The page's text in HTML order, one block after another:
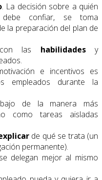
. La decisión sobre a quién
confiar, se toma
la preparación del plan de
las habilidadesy
e incentivos es
empleados durante la
de la manera más
como tareas aisladas
de qué se trata (un
permanente).
delegan mejor al mismo